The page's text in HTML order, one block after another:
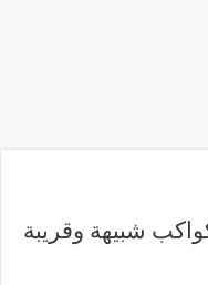
ناسا تعلن اكتشاف 7 كواكب شبيهة وقريبة